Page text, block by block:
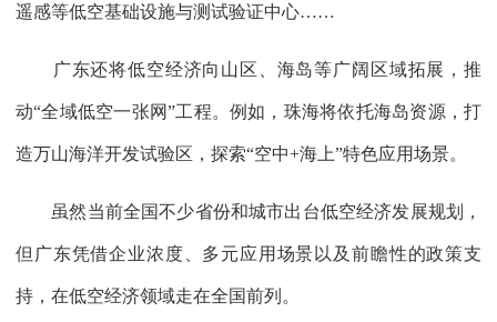
遥感等低空基础设施与测试验证中心……
广东还将低空经济向山区、海岛等广阔区域拓展，推
动“全域低空一张网”工程。例如，珠海将依托海岛资源，打
造万山海洋开发试验区，探索“空中+海上”特色应用场景。
虽然当前全国不少省份和城市出台低空经济发展规划，
但广东凭借企业浓度、多元应用场景以及前瞻性的政策支
持，在低空经济领域走在全国前列。